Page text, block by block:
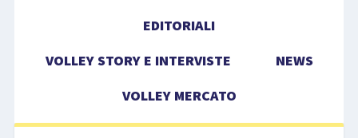
VOLLEY MERCATO
COMPETIZIONI
EDITORIALI
VOLLEY STORY E INTERVISTE
NEWS
VOLLEY MERCATO